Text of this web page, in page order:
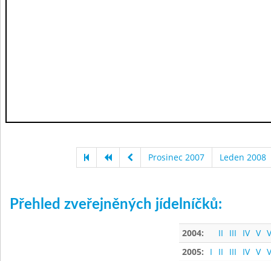
Prosinec 2007 Leden 2008
Přehled zveřejněných jídelníčků:
2004: II III IV V
2005:
I II III IV V